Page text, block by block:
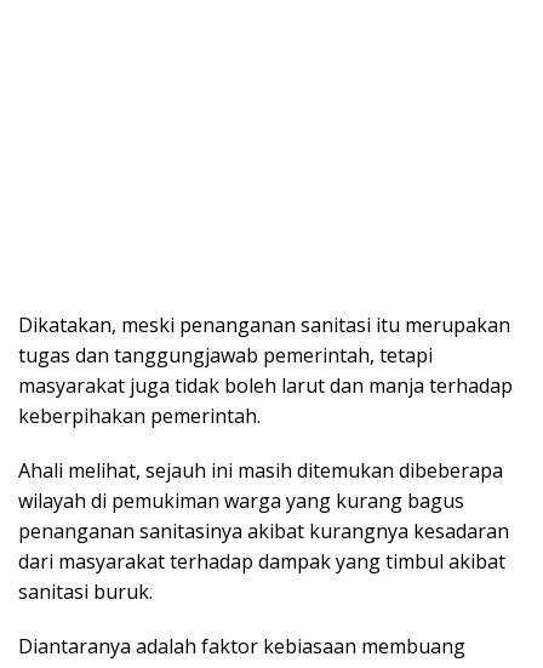
Dikatakan, meski penanganan sanitasi itu merupakan
tugas dan tanggungjawab pemerintah, tetapi
masyarakat juga tidak boleh larut dan manja terhadap
keberpihakan pemerintah.
Ahali melihat, sejauh ini masih ditemukan dibeberapa
wilayah di pemukiman warga yang kurang bagus
penanganan sanitasinya akibat kurangnya kesadaran
dari masyarakat terhadap dampak yang timbul akibat
sanitasi buruk.
Diantaranya adalah faktor kebiasaan membuang